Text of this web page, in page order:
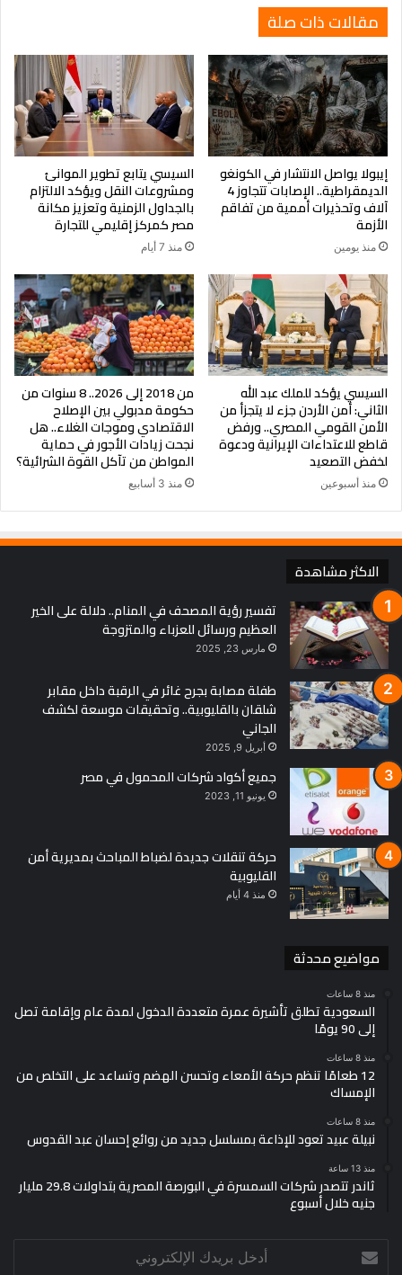
تدفق الأسلحة الفتاكة
وشدد خياري، إلى أنه من السمات المقلقة بشكل خاص للصراع
الاستخدام المتزايد للطائرات المسيرة في شن غارات عشوائية من
قبل الطرفين، مما يتسبب في سقوط أعداد كبيرة من الضحايا
المدنيين، مشيرا إلى أن استمرار تدفق الأسلحة، التي أصبحت أكثر
تطورا وفتكا، لا يزال محركا رئيسيا للصراع، مضيفا أن الدعوات لوقف
هذه التدفقات قوبلت بالتجاهل، ولم تتم محاسبة أحد.
مقالات ذات صلة
إيبولا يواصل الانتشار في الكونغو
الديمقراطية.. الإصابات تتجاوز 4
آلاف وتحذيرات أممية من تفاقم
الأزمة
منذ يومين
السيسي يتابع تطوير الموانئ
ومشروعات النقل ويؤكد الالتزام
بالجداول الزمنية وتعزيز مكانة
مصر كمركز إقليمي للتجارة
منذ 7 أيام
السيسي يؤكد للملك عبد الله
الثاني: أمن الأردن جزء لا يتجزأ من
الأمن القومي المصري.. ورفض
قاطع للاعتداءات الإيرانية ودعوة
لخفض التصعيد
منذ أسبوعين
من 2018 إلى 2026.. 8 سنوات من
حكومة مدبولي بين الإصلاح
الاقتصادي وموجات الغلاء.. هل
نجحت زيادات الأجور في حماية
المواطن من تآكل القوة الشرائية؟
منذ 3 أسابيع
الاكثر مشاهدة
تفسير رؤية المصحف في المنام.. دلالة على الخير
العظيم ورسائل للعزباء والمتزوجة
مارس 23, 2025
طفلة مصابة بجرح غائر في الرقبة داخل مقابر
شلقان بالقليوبية.. وتحقيقات موسعة لكشف
الجاني
أبريل 9, 2025
جميع أكواد شركات المحمول في مصر
يونيو 11, 2023
حركة تنقلات جديدة لضباط المباحث بمديرية أمن
القليوبية
منذ 4 أيام
مواضيع محدثة
منذ 8 ساعات
السعودية تطلق تأشيرة عمرة متعددة الدخول لمدة عام وإقامة تصل
إلى 90 يومًا
منذ 8 ساعات
12 طعامًا تنظم حركة الأمعاء وتحسن الهضم وتساعد على التخلص من
الإمساك
منذ 8 ساعات
نبيلة عبيد تعود للإذاعة بمسلسل جديد من روائع إحسان عبد القدوس
منذ 13 ساعة
ثاندر تتصدر شركات السمسرة في البورصة المصرية بتداولات 29.8 مليار
جنيه خلال أسبوع
بريدك